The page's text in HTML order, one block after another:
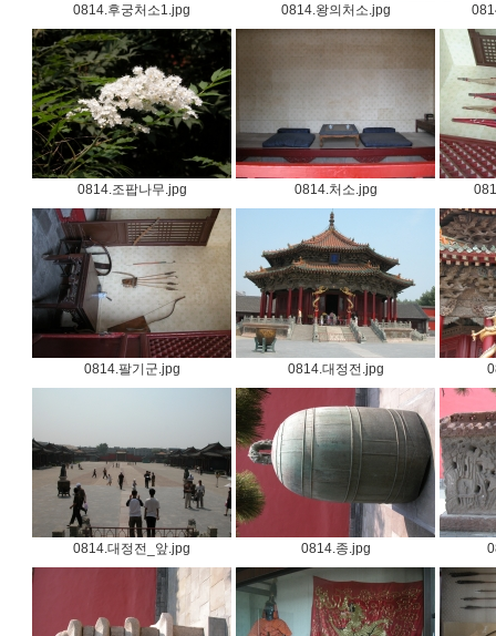
0814.후궁처소1.jpg 0814.왕의처소.jpg
0814.조팝나무.jpg 0814.처소.jpg
0814.팔기군.jpg 0814.대정전.jpg
0814.대정전_앞.jpg 0814.종.jpg